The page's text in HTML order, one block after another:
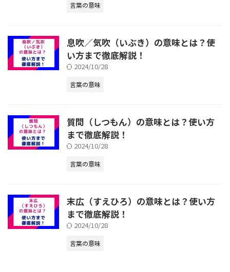
言葉の意味
息吹／気吹（いぶき）の意味とは？使
い方まで徹底解説！
2024/10/28
言葉の意味
質問（しつもん）の意味とは？使い方
まで徹底解説！
2024/10/28
言葉の意味
末広（すえひろ）の意味とは？使い方
まで徹底解説！
2024/10/28
言葉の意味